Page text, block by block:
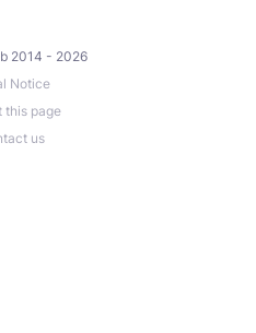
2014 - 2026
Notice
this page
us